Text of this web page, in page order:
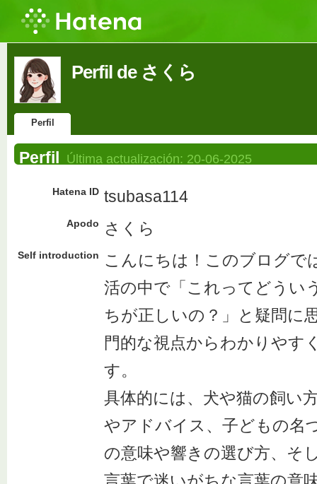
Perfil de さくら
Perfil
Perfil Última actualización: 20-06-2025
Hatena ID tsubasa114
Apodo さくら
Self introduction
こんにちは！このブログで
活の中で「これってどうい
ちが正しいの？」と疑問に
門的な視点からわかりやす
す。
具体的には、犬や猫の飼い
やアドバイス、子どもの名
の意味や響きの選び方、そ